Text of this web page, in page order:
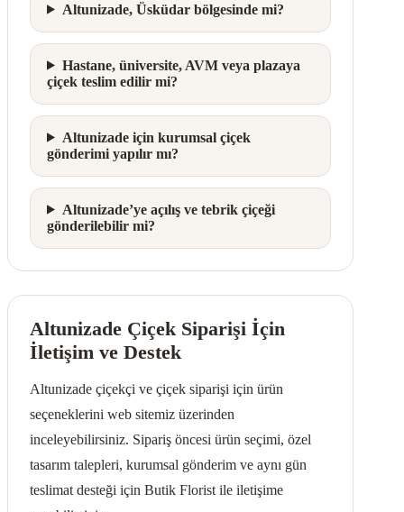
Altunizade, Üsküdar bölgesinde mi?
Hastane, üniversite, AVM veya plazaya
çiçek teslim edilir mi?
Altunizade için kurumsal çiçek
gönderimi yapılır mı?
Altunizade’ye açılış ve tebrik çiçeği
gönderilebilir mi?
Altunizade Çiçek Siparişi İçin
İletişim ve Destek
Altunizade çiçekçi ve çiçek siparişi için ürün
seçeneklerini web sitemiz üzerinden
inceleyebilirsiniz. Sipariş öncesi ürün seçimi, özel
tasarım talepleri, kurumsal gönderim ve aynı gün
teslimat desteği için Butik Florist ile iletişime